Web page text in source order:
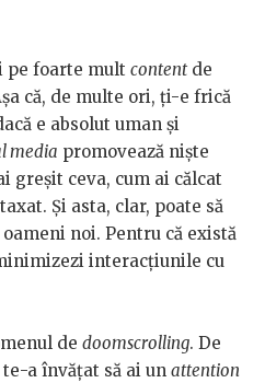
pe foarte mult contentde
că, de multe ori, ți-e frică
e absolut uman și
media promovează niște
greșit ceva, cum ai călcat
Și asta, clar, poate să
noi. Pentru că există
interacțiunile cu
de doomscrolling. De
a învățat să ai un attention